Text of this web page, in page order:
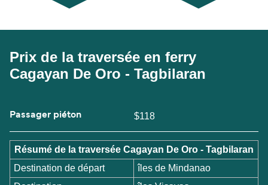
Prix de la traversée en ferry
Cagayan De Oro - Tagbilaran
Passager piéton $118
Résumé de la traversée Cagayan De Oro - Tagbilaran
Destination de départ
îles de Mindanao